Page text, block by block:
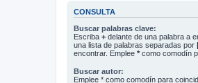
CONSULTA
Buscar palabras clave:
Escriba + delante de una palabra a
una lista de palabras separadas por |
encontrar. Emplee * como comodín
Buscar autor:
Emplee * como comodín para